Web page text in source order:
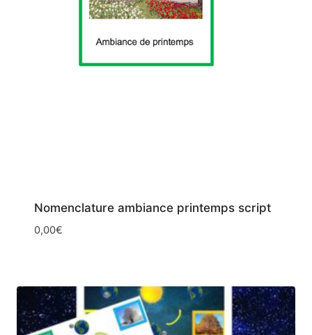
Nomenclature ambiance printemps script
0,00€